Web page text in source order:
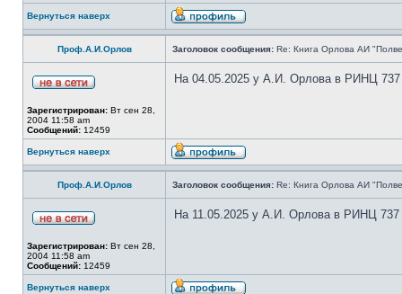
Вернуться наверх
Проф.А.И.Орлов Заголовок сообщения: Re: Книга Орлова АИ
Зарегистрирован: Вт сен 28,
2004 11:58 am
Сообщений: 12459
На 04.05.2025 у А.И. Орлова в РИНЦ 737
Вернуться наверх
Проф.А.И.Орлов Заголовок сообщения: Re: Книга Орлова АИ
Зарегистрирован: Вт сен 28,
2004 11:58 am
Сообщений: 12459
На 11.05.2025 у А.И. Орлова в РИНЦ 737
Вернуться наверх